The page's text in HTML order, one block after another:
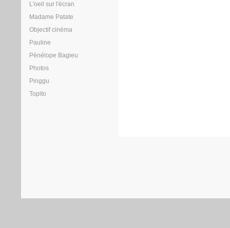
L'oeil sur l'écran
Madame Patate
Objectif cinéma
Pauline
Pénélope Bagieu
Photos
Pinggu
Topito